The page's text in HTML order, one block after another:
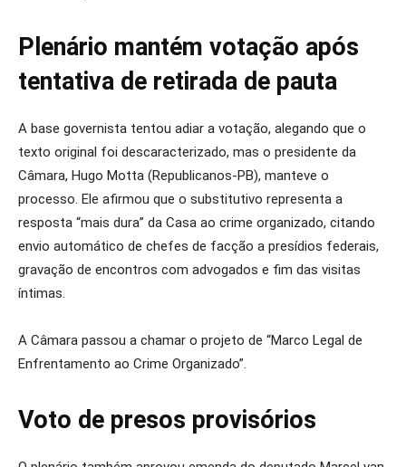
Plenário mantém votação após
tentativa de retirada de pauta
A base governista tentou adiar a votação, alegando que o
texto original foi descaracterizado, mas o presidente da
Câmara, Hugo Motta (Republicanos-PB), manteve o
processo. Ele afirmou que o substitutivo representa a
resposta “mais dura” da Casa ao crime organizado, citando
envio automático de chefes de facção a presídios federais,
gravação de encontros com advogados e fim das visitas
íntimas.
A Câmara passou a chamar o projeto de “Marco Legal de
Enfrentamento ao Crime Organizado”.
Voto de presos provisórios